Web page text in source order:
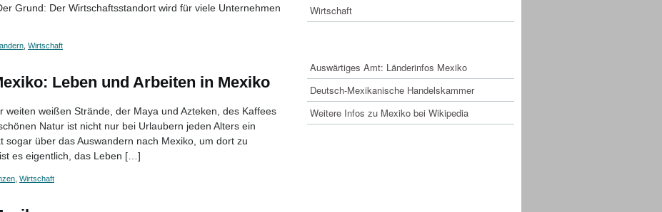
Grund: Der Wirtschaftsstandort wird für viele Unternehmen
Wirtschaft
Leben und Arbeiten in Mexiko
weiten weißen Strände, der Maya und Azteken, des Kaffees
Natur ist nicht nur bei Urlaubern jeden Alters ein
sogar über das Auswandern nach Mexiko, um dort zu
es eigentlich, das Leben […]
Wirtschaft
Wirtschaft
Auswärtiges Amt: Länderinfos Mexiko
Deutsch-Mexikanische Handelskammer
Weitere Infos zu Mexiko bei Wikipedia